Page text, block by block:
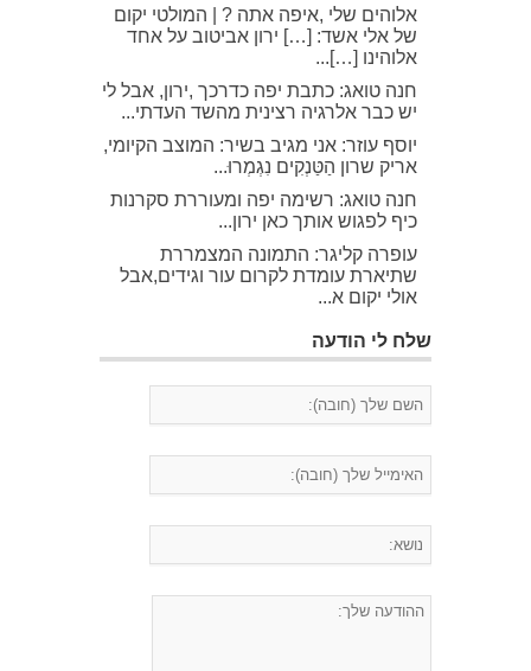
אלוהים שלי ,איפה אתה ? | המולטי יקום
של אלי אשד: […] ירון אביטוב על אחד
אלוהינו […]...
חנה טואג: כתבת יפה כדרכך ,ירון, אבל לי
יש כבר אלרגיה רצינית מהשד העדתי...
יוסף עוזר: אני מגיב בשיר: המוצב הקיומי,
אריק שרון הַטַּנְקִים נִגְמְרוּ...
חנה טואג: רשימה יפה ומעוררת סקרנות
כיף לפגוש אותך כאן ירון...
עופרה קליגר: התמונה המצמררת
שתיארת עומדת לקרום עור וגידים,אבל
אולי יקום א...
שלח לי הודעה